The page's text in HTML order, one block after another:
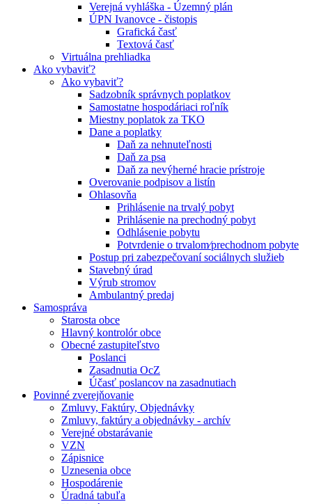
Verejná vyhláška - Územný plán
ÚPN Ivanovce - čistopis
Grafická časť
Textová časť
Virtuálna prehliadka
Ako vybaviť?
Ako vybaviť?
Sadzobník správnych poplatkov
Samostatne hospodáriaci roľník
Miestny poplatok za TKO
Dane a poplatky
Daň za nehnuteľnosti
Daň za psa
Daň za nevýherné hracie prístroje
Overovanie podpisov a listín
Ohlasovňa
Prihlásenie na trvalý pobyt
Prihlásenie na prechodný pobyt
Odhlásenie pobytu
Potvrdenie o trvalom⁄prechodnom pobyte
Postup pri zabezpečovaní sociálnych služieb
Stavebný úrad
Výrub stromov
Ambulantný predaj
Samospráva
Starosta obce
Hlavný kontrolór obce
Obecné zastupiteľstvo
Poslanci
Zasadnutia OcZ
Účasť poslancov na zasadnutiach
Povinné zverejňovanie
Zmluvy, Faktúry, Objednávky
Zmluvy, faktúry a objednávky - archív
Verejné obstarávanie
VZN
Zápisnice
Uznesenia obce
Hospodárenie
Úradná tabuľa